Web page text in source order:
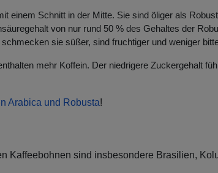
einem Schnitt in der Mitte. Sie sind öliger als
von nur rund 50 % des Gehaltes der
sie süßer, sind fruchtiger und weniger
mehr Koffein. Der niedrigere Zuckergehalt
Arabica und Robusta!
Kaffeebohnen sind insbesondere Brasilien,